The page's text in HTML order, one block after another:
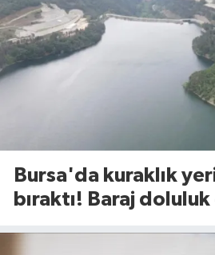
Bursa'da kuraklık
bıraktı! Baraj doluluk